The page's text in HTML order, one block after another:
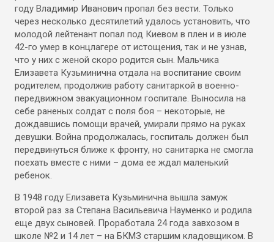
году Владимир Иванович пропал без вести. Только
через несколько десятилетий удалось установить, что
молодой лейтенант попал под Киевом в плен и в июле
42-го умер в концлагере от истощения, так и не узнав,
что у них с женой скоро родится сын. Мальчика
Елизавета Кузьминична отдала на воспитание своим
родителем, продолжив работу санитаркой в военно-
передвижном эвакуационном госпитале. Выносила на
себе раненых солдат с поля боя – некоторые, не
дождавшись помощи врачей, умирали прямо на руках
девушки. Война продолжалась, госпиталь должен был
передвинуться ближе к фронту, но санитарка не смогла
поехать вместе с ними – дома ее ждал маленький
ребенок.
В 1948 году Елизавета Кузьминична вышла замуж
второй раз за Степана Васильевича Науменко и родила
еще двух сыновей. Проработала 24 года завхозом в
школе №2 и 14 лет – на БКМЗ старшим кладовщиком. В